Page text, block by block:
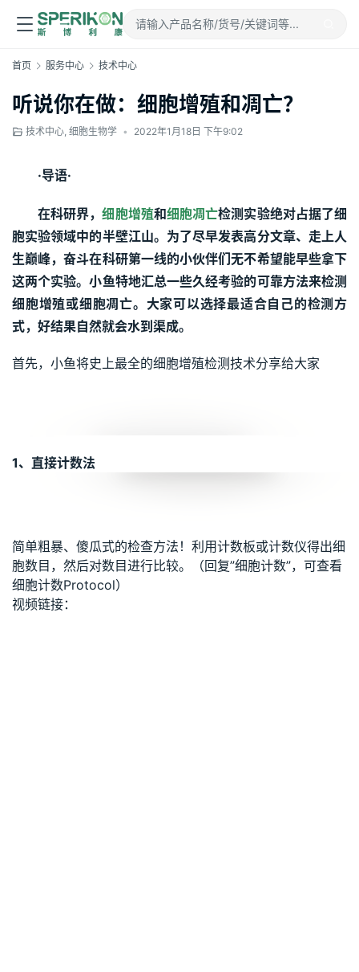
首页 服务中心 技术中心
听说你在做：细胞增殖和凋亡？
技术中心, 细胞生物学 • 2022年1月18日 下午9:02
·导语·
在科研界，细胞增殖和细胞凋亡检测实验绝对占据了细
胞实验领域中的半壁江山。为了尽早发表高分文章、走上人
生巅峰，奋斗在科研第一线的小伙伴们无不希望能早些拿下
这两个实验。小鱼特地汇总一些久经考验的可靠方法来检测
细胞增殖或细胞凋亡。大家可以选择最适合自己的检测方
式，好结果自然就会水到渠成。
首先，小鱼将史上最全的细胞增殖检测技术分享给大家
1、直接计数法
简单粗暴、傻瓜式的检查方法！利用计数板或计数仪得出细
胞数目，然后对数目进行比较。（回复”细胞计数”，可查看
细胞计数Protocol）
视频链接：